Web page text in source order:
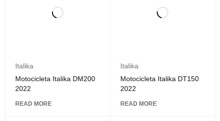
Italika
Motocicleta Italika DM200
2022
READ MORE
Italika
Motocicleta Italika DT150
2022
READ MORE